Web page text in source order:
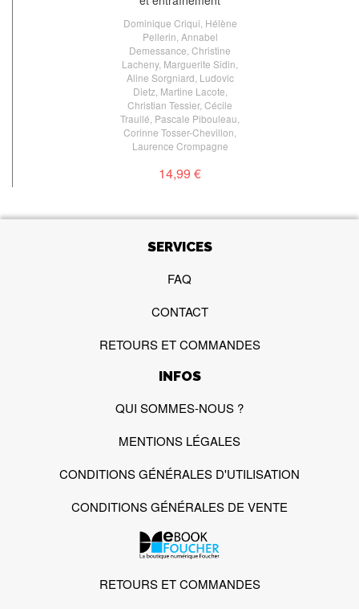
Dominique Criqui Hélène
Pellerin Annabel
Demessance Christine
Lacheny, Marguerite Sidin
Aline Sorgniard Ludovic
Dietz Martine Lacote
Christian Tessier, Cécile
Traullé Pascale Pibouleau
Corinne Tosser-Chevillon
Laurence Crompagne
14,99 €
SERVICES
FAQ
CONTACT
RETOURS ET COMMANDES
INFOS
QUI SOMMES-NOUS ?
MENTIONS LÉGALES
CONDITIONS GÉNÉRALES D'UTILISATION
CONDITIONS GÉNÉRALES DE VENTE
RETOURS ET COMMANDES